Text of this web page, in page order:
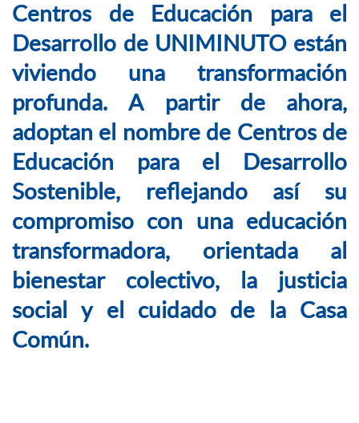
Centros de Educación para el
Desarrollo de UNIMINUTO están
viviendo una transformación
profunda. A partir de ahora,
adoptan el nombre de Centros de
Educación para el Desarrollo
Sostenible, reflejando así su
compromiso con una educación
transformadora, orientada al
bienestar colectivo, la justicia
social y el cuidado de la Casa
Común.